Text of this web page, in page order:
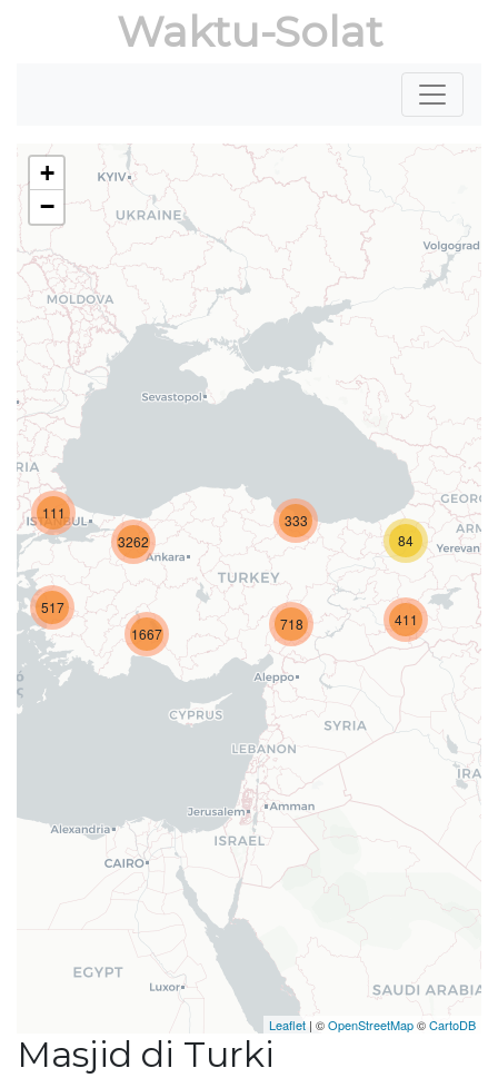
Waktu-Solat
411
333
84
718
111
517
1667
3262
+
−
Leaflet | ©OpenStreetMap©CartoDB
Masjid di Turki